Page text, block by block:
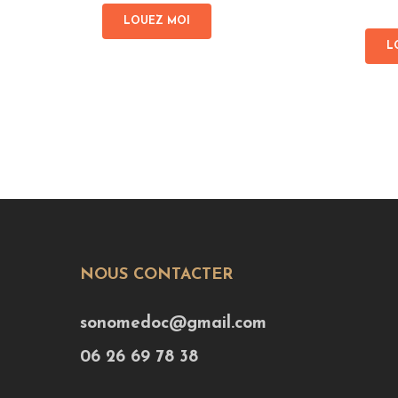
LOUEZ MOI
NOUS CONTACTER
sonomedoc@gmail.com
06 26 69 78 38